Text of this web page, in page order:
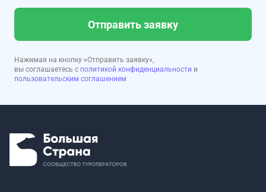
Отправить заявку
Нажимая на кнопку «Отправить заявку»,
вы соглашаетесь с политикой конфиденциальности и
пользовательским соглашением